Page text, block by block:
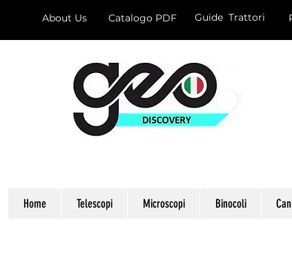
About Us Catalogo PDF Guide Trattori
Home Telescopi Microscopi Binocoli